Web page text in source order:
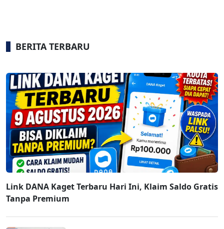
BERITA TERBARU
Link DANA Kaget Terbaru Hari Ini, Klaim Saldo Gratis
Tanpa Premium